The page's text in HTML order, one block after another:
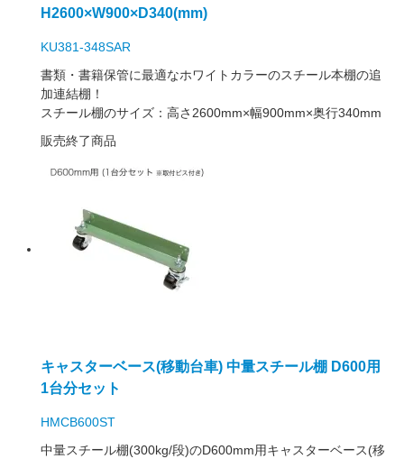
H2600×W900×D340(mm)
KU381-348SAR
書類・書籍保管に最適なホワイトカラーのスチール本棚の追
加連結棚！
スチール棚のサイズ：高さ2600mm×幅900mm×奥行340mm
販売終了商品
キャスターベース(移動台車) 中量スチール棚 D600用
1台分セット
HMCB600ST
中量スチール棚(300kg/段)のD600mm用キャスターベース(移